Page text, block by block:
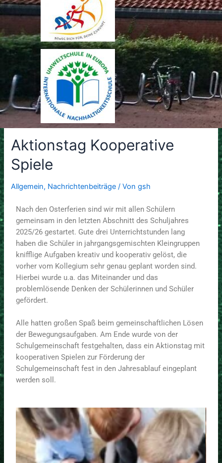
Aktionstag Kooperative
Spiele
Allgemein, Nachrichtenbeiträge / Vongsh
Nach den Osterferien sind wir mit allen Schülern
gemeinsam in den letzten Abschnitt des Schuljahres
2025/26 gestartet. Gute drei Unterrichtstunden lang
haben die Schüler in jahrgangsgemischten Kleingruppen
knifflige Aufgaben kreativ und kooperativ gelöst, die
vorher vom Kollegium sehr genau geplant worden sind.
Hierbei wurde u.a. das Miteinander und das
problemlösende Denken der Schülerinnen und Schüler
gefördert.
Alle hatten großen Spaß beim gemeinschaftlichen Lösen
der Bewegungsaufgaben. Am Ende wurde von der
Schulgemeinschaft festgehalten, dass ein Aktionstag mit
kooperativen Spielen zur Förderung der
Schulgemeinschaft fest in den Jahresablauf eingeplant
werden soll.